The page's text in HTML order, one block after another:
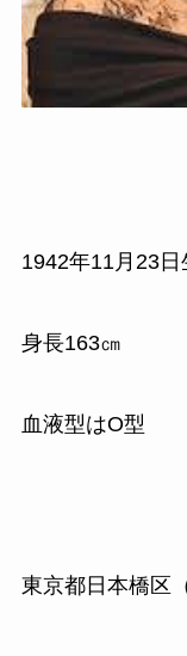
1942年11月 23日
身長163㎝
血液型はO型
東京都日本橋区